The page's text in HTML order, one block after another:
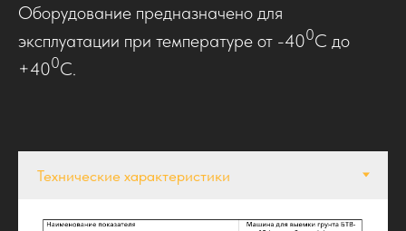
Оборудование предназначено для
эксплуатации при температуре от -400С до
+400С.